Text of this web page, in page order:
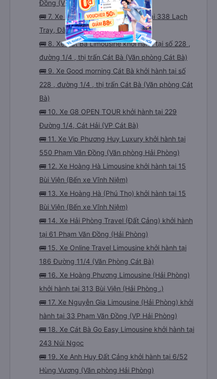
Đồng (VP 740 Phạm Văn Đồng)
🚌 7. Xe Anh Huy Travel khởi hành tại 338 Lạch
Tray, Đằng Giang, Ngô Quyền
🚌 8. Xe Cát Bà Limousine khởi hành tại số 228 ,
đường 1/4 , thị trấn Cát Bà (Văn phòng Cát Bà)
🚌 9. Xe Good morning Cát Bà khởi hành tại số
228 , đường 1/4 , thị trấn Cát Bà (Văn phòng Cát
Bà)
🚌 10. Xe G8 OPEN TOUR khởi hành tại 229
Đường 1/4, Cát Hải (VP Cát Bà)
🚌 11. Xe Vip Phương Huy Luxury khởi hành tại
550 Phạm Văn Đồng (Văn phòng Hải Phòng)
🚌 12. Xe Hoàng Hà Limousine khởi hành tại 15
Bùi Viện (Bến xe Vĩnh Niệm)
🚌 13. Xe Hoàng Hà (Phú Thọ) khởi hành tại 15
Bùi Viện (Bến xe Vĩnh Niệm)
🚌 14. Xe Hải Phòng Travel (Đất Cảng) khởi hành
tại 61 Phạm Văn Đồng (Hải Phòng)
🚌 15. Xe Online Travel Limousine khởi hành tại
186 Đường 11/4 (Văn Phòng Cát Bà)
🚌 16. Xe Hoàng Phương Limousine (Hải Phòng)
khởi hành tại 313 Bùi Viện (Hải Phòng .)
🚌 17. Xe Nguyễn Gia Limousine (Hải Phòng) khởi
hành tại 33 Phạm Văn Đồng (VP Hải Phòng)
🚌 18. Xe Cát Bà Go Easy Limousine khởi hành tại
243 Núi Ngọc
🚌 19. Xe Anh Huy Đất Cảng khởi hành tại 6/52
Hùng Vương (Văn phòng Hải Phòng)